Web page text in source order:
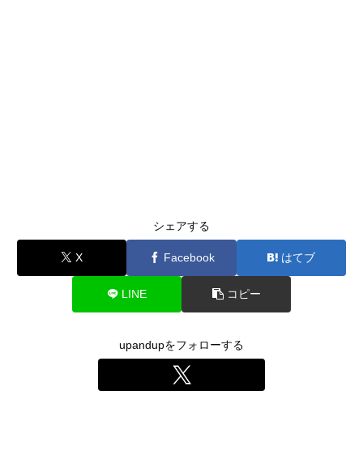
シェアする
X Facebook はてブ
LINE コピー
upandupをフォローする